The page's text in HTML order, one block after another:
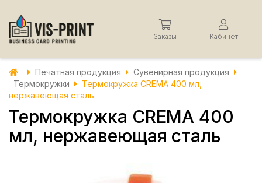
Заказы Кабинет
Печатная продукция
Сувенирная продукция
Термокружки
Термокружка CREMA 400 мл,
нержавеющая сталь
Термокружка CREMA 400
мл, нержавеющая сталь